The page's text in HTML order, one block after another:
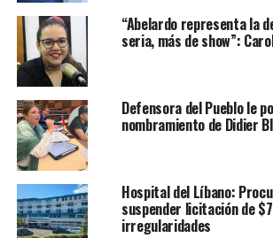
“Abelardo representa la
seria, más de show”:
Defensora del Pueblo le
nombramiento de Didier
Hospital del Líbano:
suspender licitación de
irregularidades